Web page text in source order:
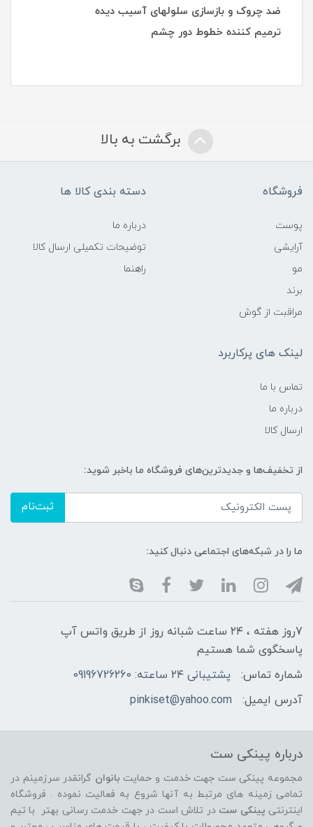
ضد چروک و بازسازی سلولهای آسیب دیده
ترمیم کننده خطوط دور چشم
برگشت به بالا
فروشگاه
پوست
آرایشی
مو
برند
مراقبت از گوش
دسته بندی کالا ها
درباره ما
توضیحات تکمیلی ارسال کالا
راهنما
لینک های پرکاربرد
تماس با ما
درباره ما
ارسال کالا
از تخفیف‌ها و جدیدترین‌های فروشگاه ما باخبر شوید:
ثبت‌نام
ما را در شبکه‌های اجتماعی دنبال کنید:
7روز هفته ، ۲۴ ساعت شبانه‌ روز از طریق واتس آپ
پاسخگوی شما هستیم
شماره تماس:
پشتیبانی ۲۴ ساعته: 09196726260
آدرس ایمیل:
pinkiset@yahoo.com
درباره پینکی ست
مجموعه پینکی ست جهت خدمت و حمایت بانوان گرانقدر سرزمینم در
تمامی زمینه های مرتبط به آنها شروع به فعالیت نموده . فروشگاه
اینترنتی پینکی ست در تلاش است در جهت خدمت رسانی بهتر با تیم